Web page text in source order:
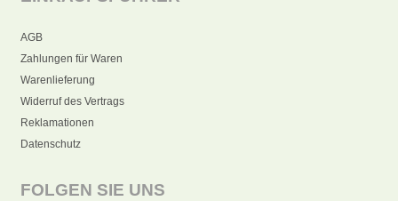
AGB
Zahlungen für Waren
Warenlieferung
Widerruf des Vertrags
Reklamationen
Datenschutz
FOLGEN SIE UNS